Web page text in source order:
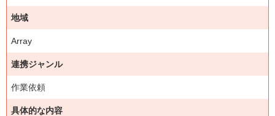
地域
Array
連携ジャンル
作業依頼
具体的な内容